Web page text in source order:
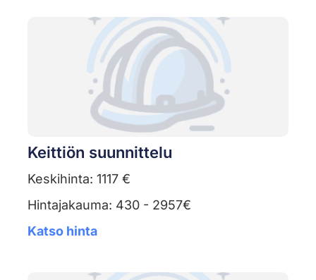
Keittiön suunnittelu
Keskihinta: 1117 €
Hintajakauma: 430 - 2957€
Katso hinta